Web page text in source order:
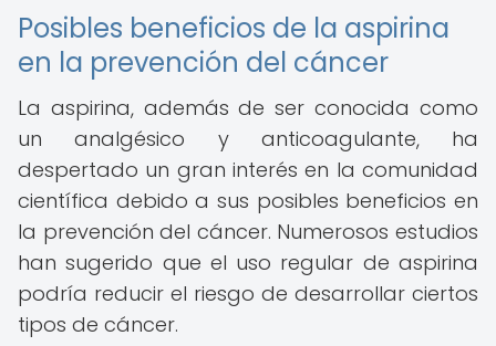
Posibles beneficios de la aspirina
en la prevención del cáncer
La aspirina, además de ser conocida como
un analgésico y anticoagulante, ha
despertado un gran interés en la comunidad
científica debido a sus posibles beneficios en
la prevención del cáncer. Numerosos estudios
han sugerido que el uso regular de aspirina
podría reducir el riesgo de desarrollar ciertos
tipos de cáncer.